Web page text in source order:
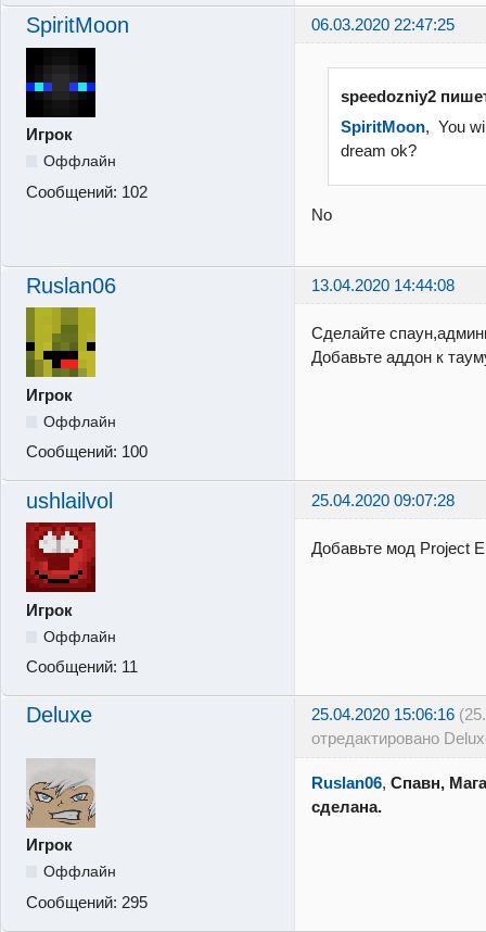
SpiritMoon 06.03.2020 22:47:25
Игрок
Оффлайн
Сообщений: 102
speedozniy2
SpiritMoon, You
dream ok?
No
Ruslan06 13.04.2020 14:44:08
Игрок
Оффлайн
Сообщений: 100
Сделайте
Добавьте аддон к
ushlailvol 25.04.2020 09:07:28
Игрок
Оффлайн
Сообщений: 11
Добавьте мод Project
Deluxe 25.04.2020 15:06:16
отредактировано
Игрок
Оффлайн
Сообщений: 295
Ruslan06, Cпавн,
сделана.